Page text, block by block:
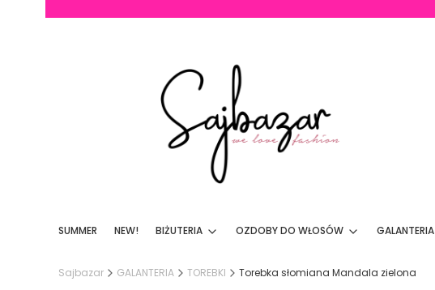
SUMMER NEW! BIŻUTERIA OZDOBY DO WŁOSÓW GALANTERIA
Sajbazar GALANTERIA TOREBKI Torebka słomiana Mandala zielona